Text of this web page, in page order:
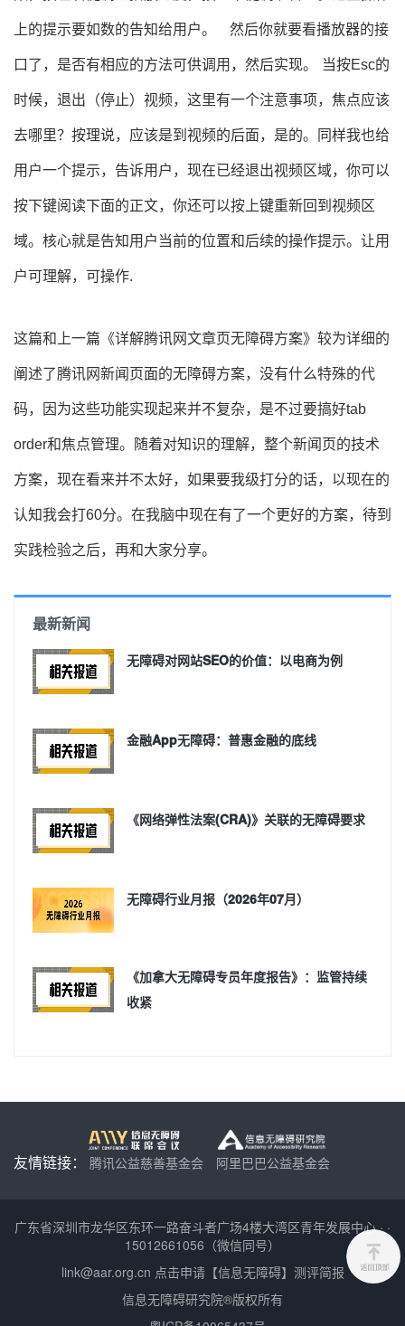
上的提示要如数的告知给用户。 然后你就要看播放器的接
口了，是否有相应的方法可供调用，然后实现。 当按Esc的
时候，退出（停止）视频，这里有一个注意事项，焦点应该
去哪里？按理说，应该是到视频的后面，是的。同样我也给
用户一个提示，告诉用户，现在已经退出视频区域，你可以
按下键阅读下面的正文，你还可以按上键重新回到视频区
域。核心就是告知用户当前的位置和后续的操作提示。让用
户可理解，可操作.
这篇和上一篇《详解腾讯网文章页无障碍方案》较为详细的
阐述了腾讯网新闻页面的无障碍方案，没有什么特殊的代
码，因为这些功能实现起来并不复杂，是不过要搞好tab
order和焦点管理。 随着对知识的理解，整个新闻页的技术
方案，现在看来并不太好，如果要我级打分的话，以现在的
认知我会打60分。在我脑中现在有了一个更好的方案，待到
实践检验之后，再和大家分享。
最新新闻
无障碍对网站SEO的价值：以电商为例
金融App无障碍：普惠金融的底线
《网络弹性法案(CRA)》关联的无障碍要求
无障碍行业月报（2026年07月）
《加拿大无障碍专员年度报告》：监管持续
收紧
友情链接： 腾讯公益慈善基金会 阿里巴巴公益基金会
广东省深圳市龙华区东环一路奋斗者广场4楼大湾区青年发展中心· ·
15012661056（微信同号）
link@aar.org.cn 点击申请【信息无障碍】测评简报
信息无障碍研究院®版权所有